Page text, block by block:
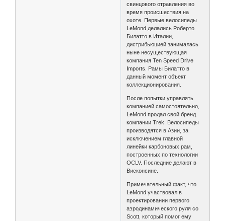
свинцового отравления во
время происшествия на
охоте. Первые велосипеды
LeMond делались Роберто
Билатто в Италии,
дистрибьюцией занималась
ныне несуществующая
компания Ten Speed Drive
Imports. Рамы Билатто в
данный момент объект
коллекционирования.
После попытки управлять
компанией самостоятельно,
LeMond продал свой бренд
компании Trek. Велосипеды
производятся в Азии, за
исключением главной
линейки карбоновых рам,
построенных по технологии
OCLV. Последние делают в
Висконсине.
Примечательный факт, что
LeMond участвовал в
проектировании первого
аэродинамического руля со
Scott, который помог ему